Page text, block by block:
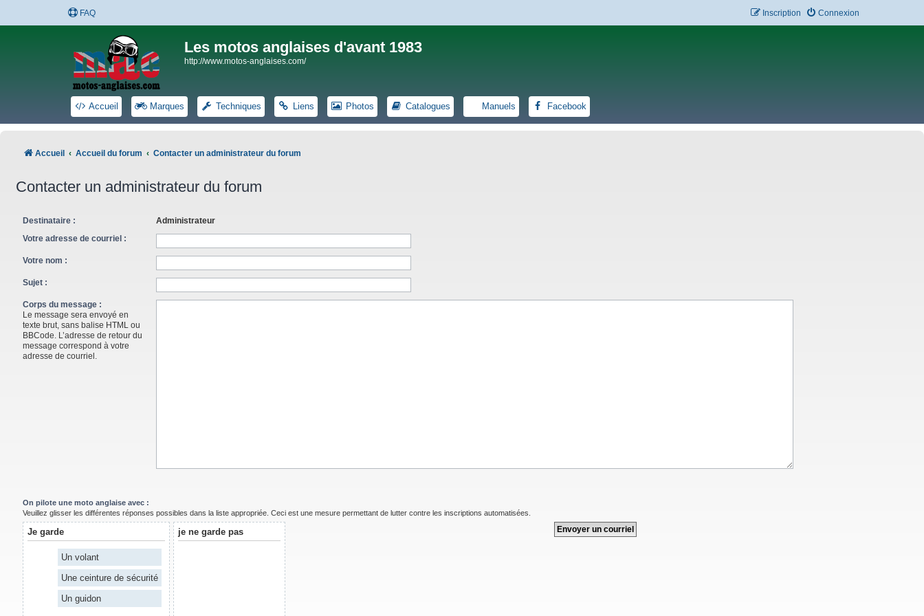
FAQ Connexion
Inscription
Les motos anglaises d'avant 1983
http://www.motos-anglaises.com/
Accueil Marques Techniques Liens Photos Catalogues Manuels Facebook
Accueil Accueil du forum Contacter un administrateur du forum
Contacter un administrateur du forum
Destinataire :
Administrateur
Votre adresse de courriel :
Votre nom :
Sujet :
Corps du message :
Le message sera envoyé en
texte brut, sans balise HTML ou
BBCode. L’adresse de retour du
message correspond à votre
adresse de courriel.
On pilote une moto anglaise avec :
Veuillez glisser les différentes réponses possibles dans la liste appropriée. Ceci est une mesure permettant de lutter contre les inscriptions automatisées.
Je garde
Un volant
Une ceinture de sécurité
Un guidon
je ne garde pas